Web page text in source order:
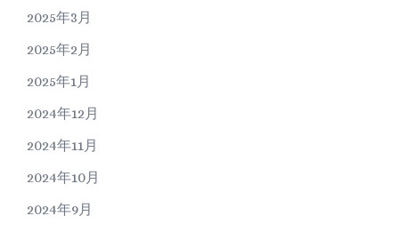
2025年3月
2025年2月
2025年1月
2024年12月
2024年11月
2024年10月
2024年9月